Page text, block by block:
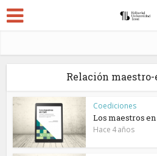
Relación
Coediciones
Los maestros en
Hace 4 años